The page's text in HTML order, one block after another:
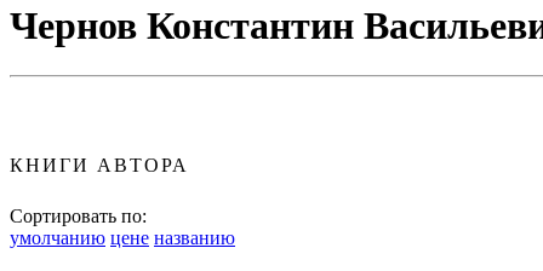
Чернов Константин
КНИГИ АВТОРА
Сортировать по:
умолчанию цене названию